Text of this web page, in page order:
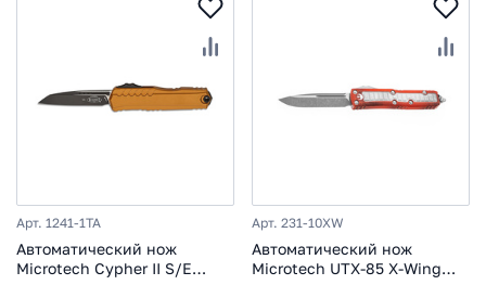
Арт. 1241-1TA
Автоматический нож
Microtech Cypher II S/E
Арт. 231-10XW
Автоматический нож
Microtech UTX-85 X-Wing